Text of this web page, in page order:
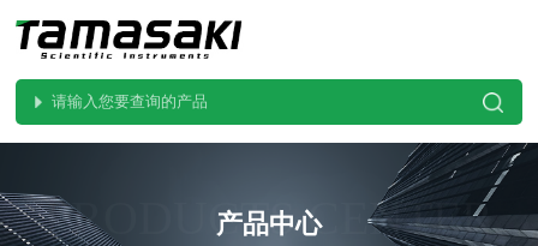
PRODUCTS CENTER
产品中心